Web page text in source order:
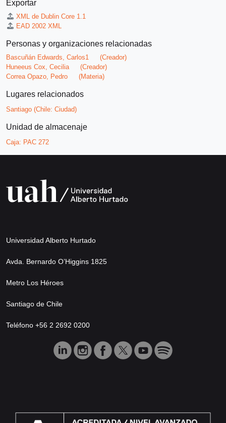
Exportar
XML de Dublin Core 1.1
EAD 2002 XML
Personas y organizaciones relacionadas
Bascuñán Edwards, Carlos1
(Creador)
Huneeus Cox, Cecilia
(Creador)
Correa Opazo, Pedro
(Materia)
Lugares relacionados
Santiago (Chile: Ciudad)
Unidad de almacenaje
Caja: PAC 272
Universidad Alberto Hurtado
Avda. Bernardo O’Higgins 1825
Metro Los Héroes
Santiago de Chile
Teléfono +56 2 2692 0200